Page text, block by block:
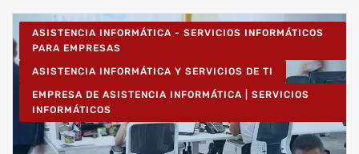
ASISTENCIA INFORMÁTICA - SERVICIOS INFORMÁTICOS
PARA EMPRESAS
ASISTENCIA INFORMÁTICA Y SERVICIOS DE TI
EMPRESA DE ASISTENCIA INFORMÁTICA | SERVICIOS
INFORMÁTICOS